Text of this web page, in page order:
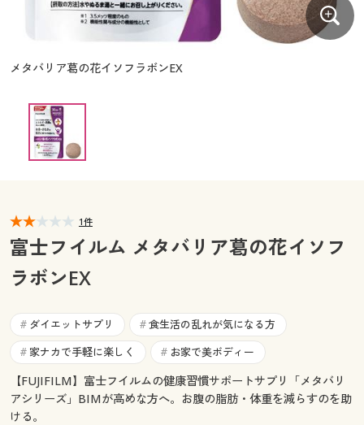
大きいサイズ 事務・制服
カタログ・チラシからのご注文
デジタルカタログ
カタログ無料プレゼント
マイページ
閲覧履歴
お気に入り
サポート
ご利用ガイド
大きいサイズ 事務・制服
カタログ・チラシからのご注文
カタログ無料プレゼント
会員メニュー
閲覧履歴
お気に入り
サポート
ご利用ガイド
よくある質問とお問い合わせ
メタバリア葛の花イソフラボンEX
1件
富士フイルム メタバリア葛の花イソフ
ラボンEX
# ダイエットサプリ # 食生活の乱れが気になる方
# 家ナカで手軽に楽しく # お家で美ボディー
【FUJIFILM】富士フイルムの健康習慣サポートサプリ「メタバリ
アシリーズ」BIMが高めな方へ。お腹の脂肪・体重を減らすのを助
ける。